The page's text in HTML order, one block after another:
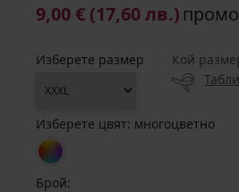
9,00 € (17,60 лв.)
Изберете размер
Кой
Изберете цвят: многоцветно
Брой: